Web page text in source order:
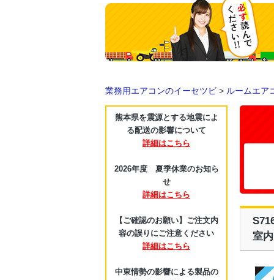
業務用エアコンのイーセツビ > ルームエア
室
熊本県を震源とする地震によ
る配送の影響について
詳細はこちら
2026年度 夏季休業のお知ら
せ
詳細はこちら
【ご確認のお願い】ご注文内
容の誤りにご注意ください
詳細はこちら
中東情勢の影響による製品の